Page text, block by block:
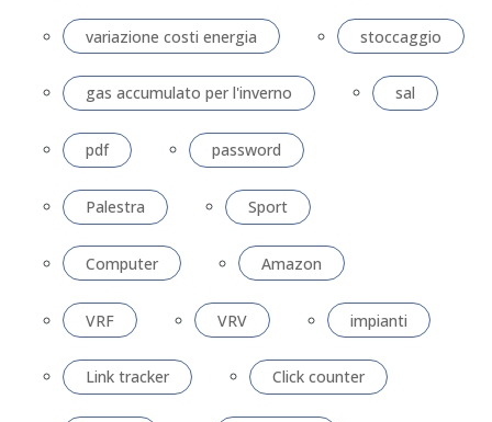
variazione costi energia stoccaggio
gas accumulato per l'inverno sal
pdf password
Palestra Sport
Computer Amazon
VRF VRV impianti
Link tracker Click counter